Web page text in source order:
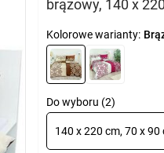
brązowy, 140 x
Kolorowe warianty:
Do wyboru (2)
140 x 220 cm, 70 x 90